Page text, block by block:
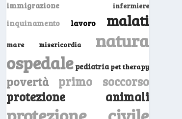
immigrazione infermiere
inquinamento lavoro malati
mare misericordia natura
ospedale pediatria pet therapy
povertà
primo soccorso
protezione animali